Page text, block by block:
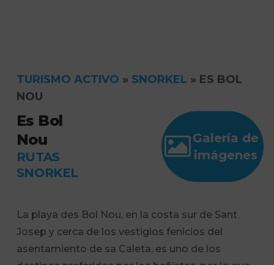
TURISMO ACTIVO » SNORKEL » ES BOL
NOU
Es Bol
Nou
RUTAS
SNORKEL
Galería de
imágenes
La playa des Bol Nou, en la costa sur de Sant
Josep y cerca de los vestigios fenicios del
asentamiento de sa Caleta, es uno de los